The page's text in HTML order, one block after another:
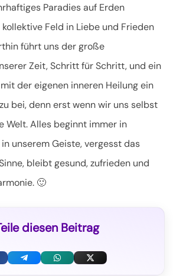
Paradies auf Erden
Feld in Liebe und Frieden
führt uns der große
Zeit, Schritt für Schritt, und ein
der eigenen inneren Heilung ein
bei, denn erst wenn wir uns selbst
Welt. Alles beginnt immer in
unserem Geiste, vergesst das
bleibt gesund, zufrieden und
🙂
diesen Beitrag
T
W
X